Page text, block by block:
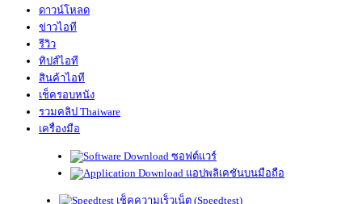
ดาวน์โหลด
ข่าวไอที
รีวิว
ทิปส์ไอที
สินค้าไอที
เช็ครอบหนัง
รวมคลิป Thaiware
เครื่องมือ
ซอฟต์แวร์
แอปพลิเคชันบนมือถือ
เช็คความเร็วเน็ต (Speedtest)